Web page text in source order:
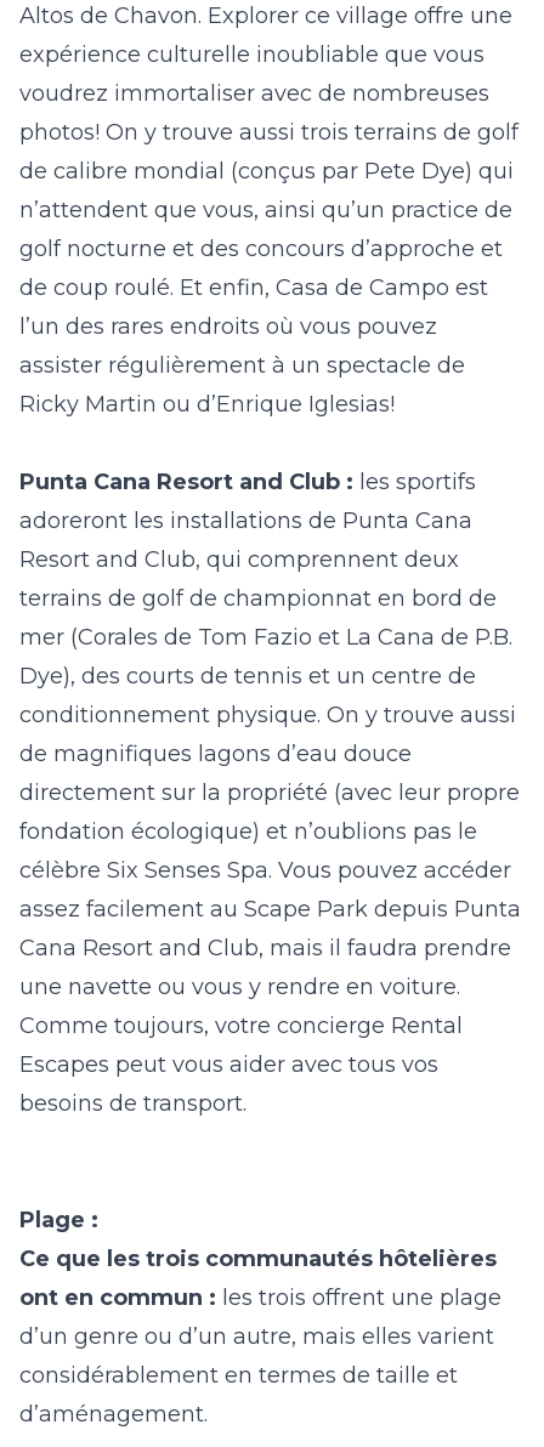
Altos de Chavon. Explorer ce village offre une
expérience culturelle inoubliable que vous
voudrez immortaliser avec de nombreuses
photos! On y trouve aussi trois terrains de golf
de calibre mondial (conçus par Pete Dye) qui
n’attendent que vous, ainsi qu’un practice de
golf nocturne et des concours d’approche et
de coup roulé. Et enfin, Casa de Campo est
l’un des rares endroits où vous pouvez
assister régulièrement à un spectacle de
Ricky Martin ou d’Enrique Iglesias!
Punta Cana Resort and Club : les sportifs
adoreront les installations de Punta Cana
Resort and Club, qui comprennent deux
terrains de golf de championnat en bord de
mer (Corales de Tom Fazio et La Cana de P.B.
Dye), des courts de tennis et un centre de
conditionnement physique. On y trouve aussi
de magnifiques lagons d’eau douce
directement sur la propriété (avec leur propre
fondation écologique) et n’oublions pas le
célèbre Six Senses Spa. Vous pouvez accéder
assez facilement au Scape Park depuis Punta
Cana Resort and Club, mais il faudra prendre
une navette ou vous y rendre en voiture.
Comme toujours, votre concierge Rental
Escapes peut vous aider avec tous vos
besoins de transport.
Plage :
Ce que les trois communautés hôtelières
ont en commun : les trois offrent une plage
d’un genre ou d’un autre, mais elles varient
considérablement en termes de taille et
d’aménagement.